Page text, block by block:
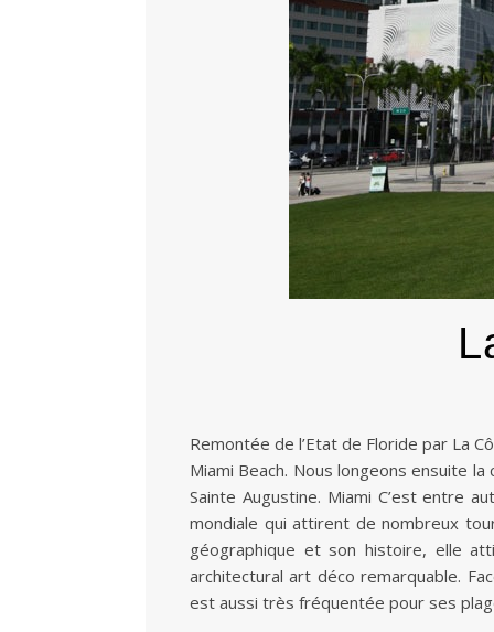
Remontée de l’Etat de Floride par La
Miami Beach. Nous longeons ensuite
Sainte Augustine. Miami C’est entre
mondiale qui attirent de nombreux
géographique et son histoire, elle
architectural art déco remarquable.
est aussi très fréquentée pour ses